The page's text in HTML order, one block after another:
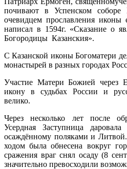
почивают в Успенском соборе
очевидцем прославления
написал в 1594г. «Сказание о
Богородицы Казанския».
С Казанской иконы Богоматери
монастырей в разных городах
Участие Матери Божией через
икону в судьбах России и
велико.
Через несколько лет после
Усердная Заступница
осаждённому поляками и
ходом была обнесена вокруг
сражения враг снял осаду (8
значительно превосходили